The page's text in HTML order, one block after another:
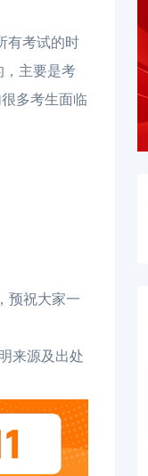
有考试的时
，主要是考
多考生面临
预祝大家一
来源及出处